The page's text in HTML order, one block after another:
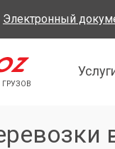
Электронный